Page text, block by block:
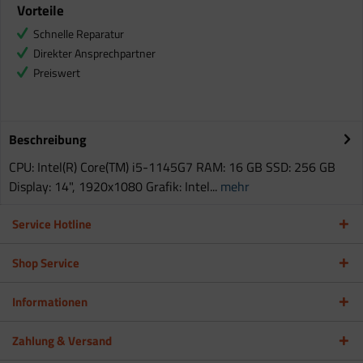
Vorteile
Schnelle Reparatur
Direkter Ansprechpartner
Preiswert
Beschreibung
CPU: Intel(R) Core(TM) i5-1145G7 RAM: 16 GB SSD: 256 GB
Display: 14", 1920x1080 Grafik: Intel... mehr
Service Hotline
Shop Service
Informationen
Zahlung & Versand